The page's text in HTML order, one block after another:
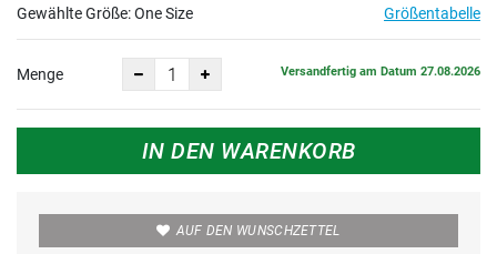
Gewählte Größe:One Size Größentabelle
Menge Versandfertig am Datum 27.08.2026
IN DEN WARENKORB
AUF DEN WUNSCHZETTEL